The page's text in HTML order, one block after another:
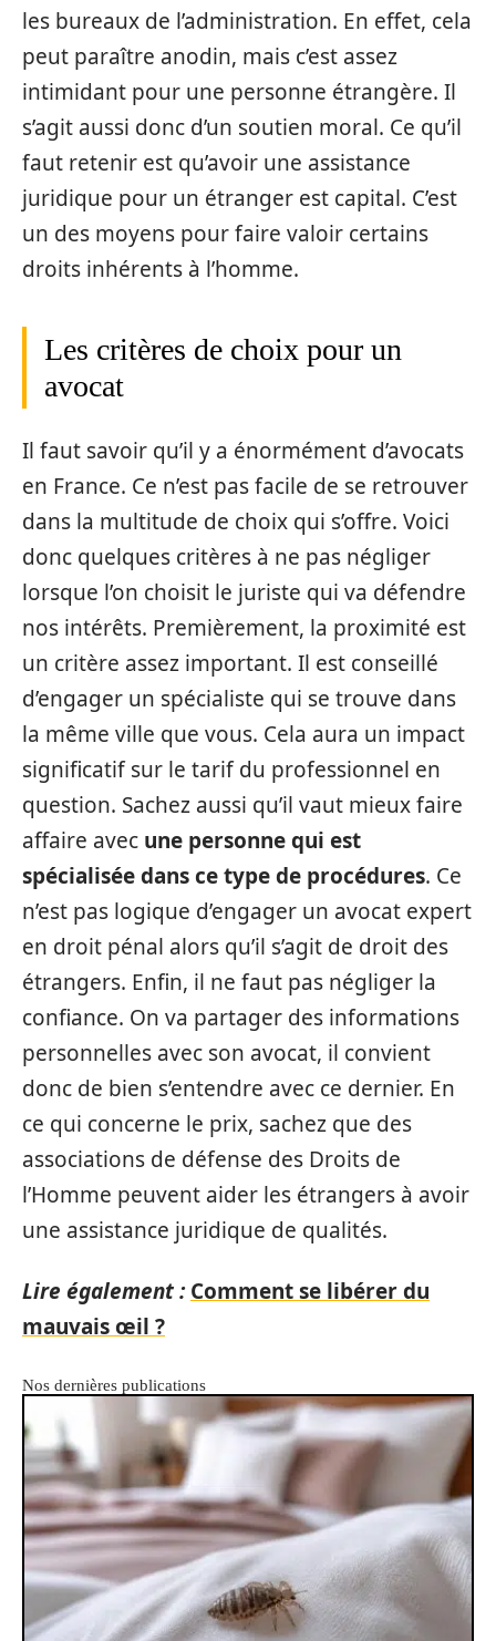
les bureaux de l’administration. En effet, cela
peut paraître anodin, mais c’est assez
intimidant pour une personne étrangère. Il
s’agit aussi donc d’un soutien moral. Ce qu’il
faut retenir est qu’avoir une assistance
juridique pour un étranger est capital. C’est
un des moyens pour faire valoir certains
droits inhérents à l’homme.
Les critères de choix pour un
avocat
Il faut savoir qu’il y a énormément d’avocats
en France. Ce n’est pas facile de se retrouver
dans la multitude de choix qui s’offre. Voici
donc quelques critères à ne pas négliger
lorsque l’on choisit le juriste qui va défendre
nos intérêts. Premièrement, la proximité est
un critère assez important. Il est conseillé
d’engager un spécialiste qui se trouve dans
la même ville que vous. Cela aura un impact
significatif sur le tarif du professionnel en
question. Sachez aussi qu’il vaut mieux faire
affaire avec une personne qui est
spécialisée dans ce type de procédures. Ce
n’est pas logique d’engager un avocat expert
en droit pénal alors qu’il s’agit de droit des
étrangers. Enfin, il ne faut pas négliger la
confiance. On va partager des informations
personnelles avec son avocat, il convient
donc de bien s’entendre avec ce dernier. En
ce qui concerne le prix, sachez que des
associations de défense des Droits de
l’Homme peuvent aider les étrangers à avoir
une assistance juridique de qualités.
Lire également : Comment se libérer du
mauvais œil ?
Nos dernières publications